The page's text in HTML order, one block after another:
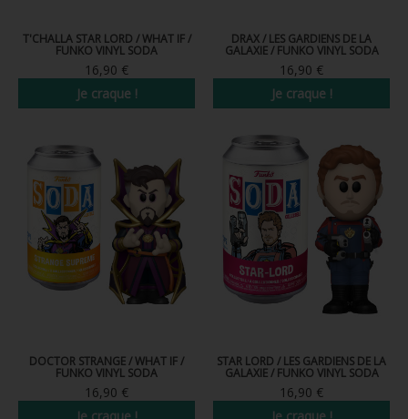
T'CHALLA STAR LORD / WHAT IF /
FUNKO VINYL SODA
16,90 €
Je craque !
DRAX / LES GARDIENS DE LA
GALAXIE / FUNKO VINYL SODA
16,90 €
Je craque !
DOCTOR STRANGE / WHAT IF /
FUNKO VINYL SODA
16,90 €
STAR LORD / LES GARDIENS DE LA
GALAXIE / FUNKO VINYL SODA
16,90 €